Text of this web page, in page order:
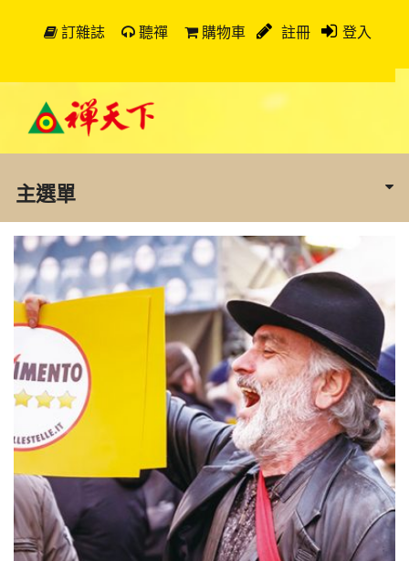
訂雜誌 聽禪 購物車 註冊 登入
主選單